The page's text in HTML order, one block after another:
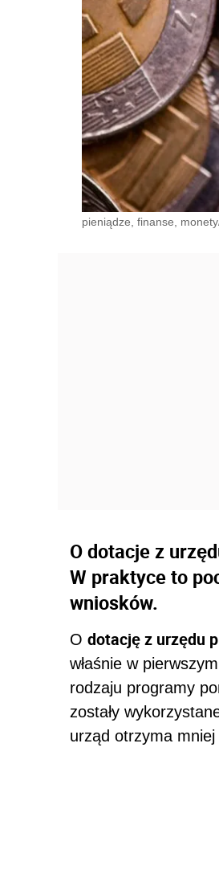
pieniądze, finanse,
O dotacje z
W praktyce to
wniosków.
O dotację z urzędu
właśnie w
rodzaju programy
zostały
urząd otrzyma